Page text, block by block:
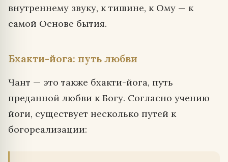
внутреннему звуку, к тишине, к Ому — к
самой Основе бытия.
Бхакти-йога: путь любви
Чант — это также бхакти-йога, путь
преданной любви к Богу. Согласно учению
йоги, существует несколько путей к
богореализации: